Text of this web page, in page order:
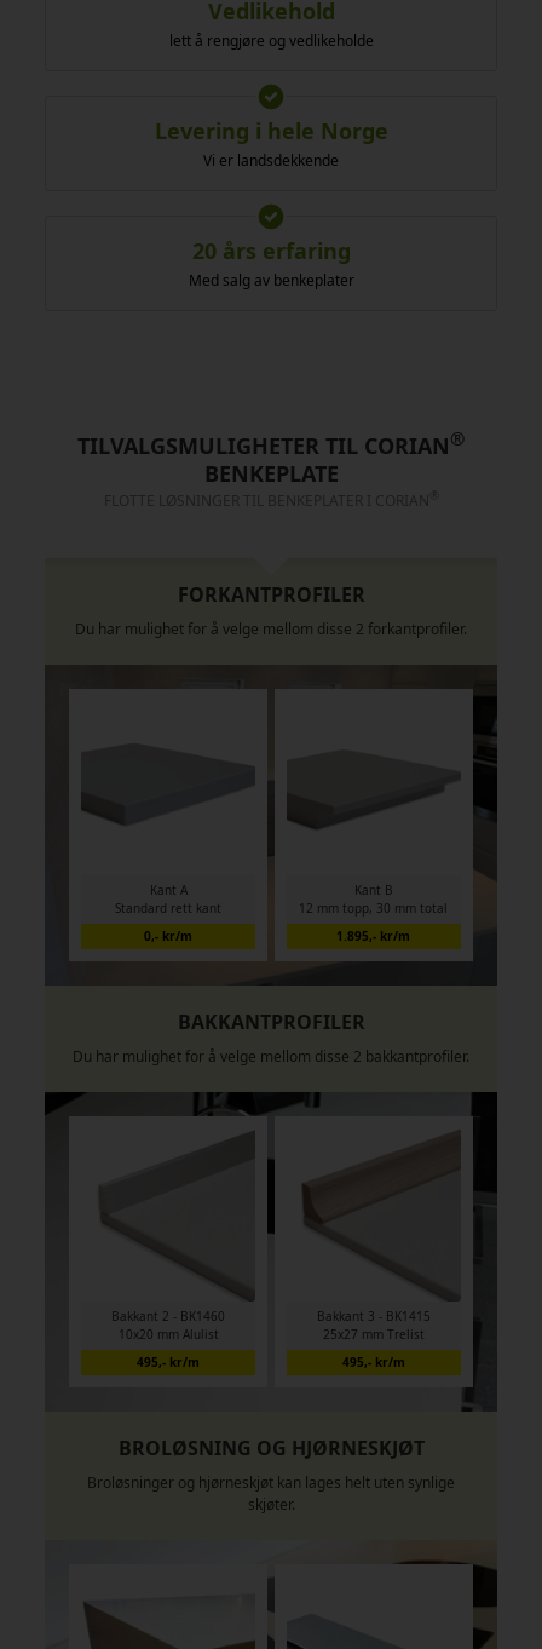
Vedlikehold
lett å rengjøre og vedlikeholde
Levering i hele Norge
Vi er landsdekkende
20 års erfaring
Med salg av benkeplater
TILVALGSMULIGHETER TIL CORIAN®
BENKEPLATE
Kant A
Standard rett kant
0,- kr/m
Kant B
12 mm topp, 30 mm total
1.895,- kr/m
FORKANTPROFILER
Du har mulighet for å velge mellom disse 2 forkantprofiler.
BAKKANTPROFILER
Du har mulighet for å velge mellom disse 2 bakkantprofiler.
Bakkant 2 - BK1460
10x20 mm Alulist
495,- kr/m
Bakkant 3 - BK1415
25x27 mm Trelist
495,- kr/m
BROLØSNING OG HJØRNESKJØT
Broløsninger og hjørneskjøt kan lages helt uten synlige
skjøter.